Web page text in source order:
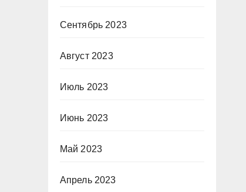
Сентябрь 2023
Август 2023
Июль 2023
Июнь 2023
Май 2023
Апрель 2023